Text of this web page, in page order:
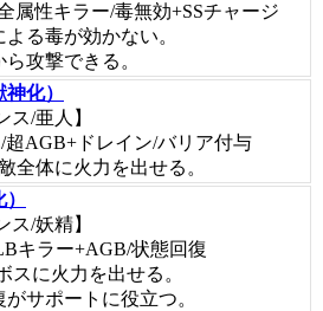
属性キラー/毒無効+SSチャージ
る毒が効かない。
攻撃できる。
化）
ス/亜人】
超AGB+ドレイン/バリア付与
全体に火力を出せる。
ス/妖精】
キラー+AGB/状態回復
スに火力を出せる。
サポートに役立つ。